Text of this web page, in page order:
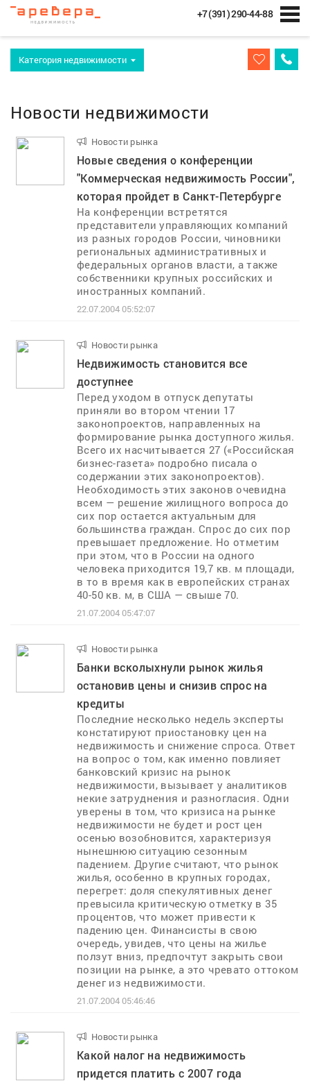
+7 (391) 290-44-88
Категория недвижимости
Новости недвижимости
Новости рынка
Новые сведения о конференции
"Коммерческая недвижимость России",
которая пройдет в Санкт-Петербурге
На конференции встретятся
представители управляющих компаний
из разных городов России, чиновники
региональных административных и
федеральных органов власти, а также
собственники крупных российских и
иностранных компаний.
22.07.2004 05:52:07
Новости рынка
Недвижимость становится все
доступнее
Перед уходом в отпуск депутаты
приняли во втором чтении 17
законопроектов, направленных на
формирование рынка доступного жилья.
Всего их насчитывается 27 («Российская
бизнес-газета» подробно писала о
содержании этих законопроектов).
Необходимость этих законов очевидна
всем — решение жилищного вопроса до
сих пор остается актуальным для
большинства граждан. Спрос до сих пор
превышает предложение. Но отметим
при этом, что в России на одного
человека приходится 19,7 кв. м площади,
в то в время как в европейских странах
40-50 кв. м, в США — свыше 70.
21.07.2004 05:47:07
Новости рынка
Банки всколыхнули рынок жилья
остановив цены и снизив спрос на
кредиты
Последние несколько недель эксперты
констатируют приостановку цен на
недвижимость и снижение спроса. Ответ
на вопрос о том, как именно повлияет
банковский кризис на рынок
недвижимости, вызывает у аналитиков
некие затруднения и разногласия. Одни
уверены в том, что кризиса на рынке
недвижимости не будет и рост цен
осенью возобновится, характеризуя
нынешнюю ситуацию сезонным
падением. Другие считают, что рынок
жилья, особенно в крупных городах,
перегрет: доля спекулятивных денег
превысила критическую отметку в 35
процентов, что может привести к
падению цен. Финансисты в свою
очередь, увидев, что цены на жилье
ползут вниз, предпочтут закрыть свои
позиции на рынке, а это чревато оттоком
денег из недвижимости.
21.07.2004 05:46:46
Новости рынка
Какой налог на недвижимость
придется платить с 2007 года